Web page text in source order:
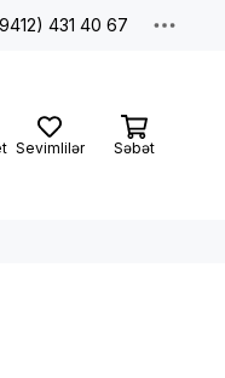
431 40 67
Sevimlilər Səbət